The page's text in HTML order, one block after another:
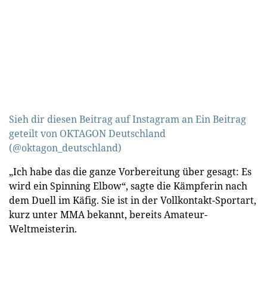
Sieh dir diesen Beitrag auf Instagram anEin Beitrag
geteilt von OKTAGON Deutschland
(@oktagon_deutschland)
„Ich habe das die ganze Vorbereitung über gesagt: Es
wird ein Spinning Elbow“, sagte die Kämpferin nach
dem Duell im Käfig. Sie ist in der Vollkontakt-Sportart,
kurz unter MMA bekannt, bereits Amateur-
Weltmeisterin.